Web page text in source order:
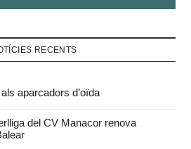
RECENTS
aparcadors d’oïda
del CV Manacor renova